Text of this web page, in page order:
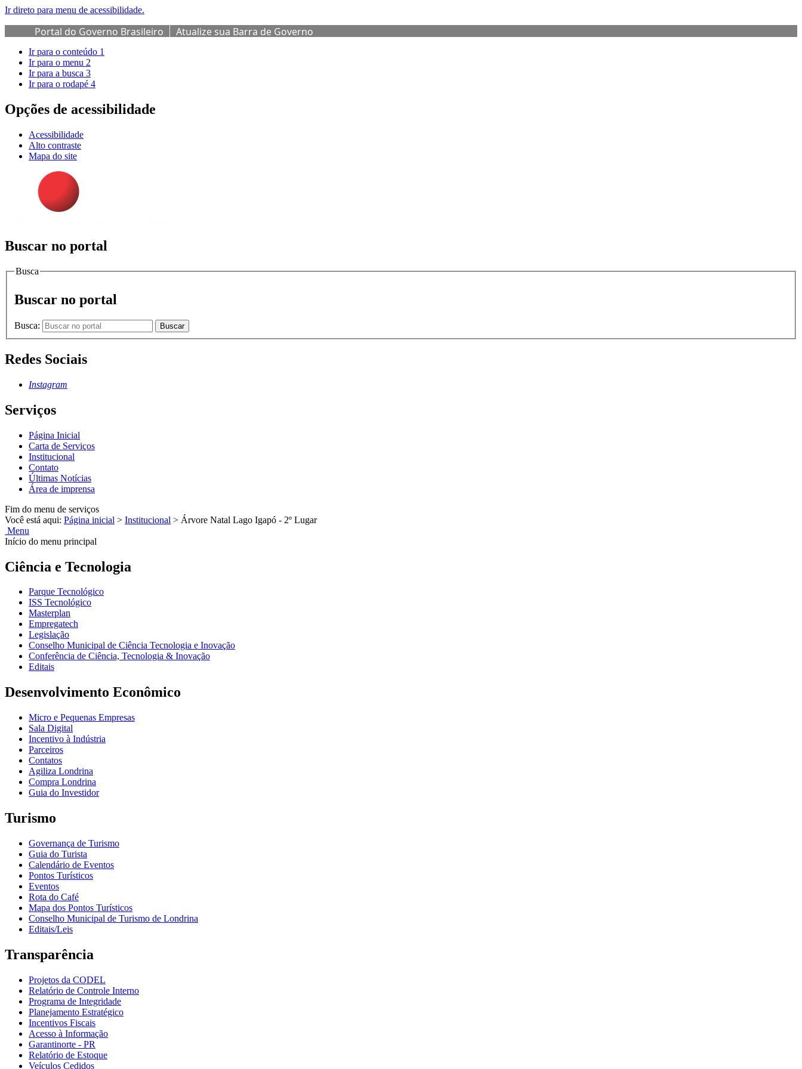
Ir direto para menu de acessibilidade.
Portal do Governo Brasileiro Atualize sua Barra de Governo
Ir para o conteúdo 1
Ir para o menu 2
Ir para a busca 3
Ir para o rodapé 4
Opções de acessibilidade
Acessibilidade
Alto contraste
Mapa do site
Buscar no portal
Busca
Buscar no portal
Busca: Buscar
Redes Sociais
Instagram
Serviços
Página Inicial
Carta de Serviços
Institucional
Contato
Últimas Notícias
Área de imprensa
Fim do menu de serviços
Você está aqui: Página inicial > Institucional > Árvore Natal Lago Igapó - 2º Lugar
Menu
Início do menu principal
Ciência e Tecnologia
Parque Tecnológico
ISS Tecnológico
Masterplan
Empregatech
Legislação
Conselho Municipal de Ciência Tecnologia e Inovação
Conferência de Ciência, Tecnologia & Inovação
Editais
Desenvolvimento Econômico
Micro e Pequenas Empresas
Sala Digital
Incentivo à Indústria
Parceiros
Contatos
Agiliza Londrina
Compra Londrina
Guia do Investidor
Turismo
Governança de Turismo
Guia do Turista
Calendário de Eventos
Pontos Turísticos
Eventos
Rota do Café
Mapa dos Pontos Turísticos
Conselho Municipal de Turismo de Londrina
Editais/Leis
Transparência
Projetos da CODEL
Relatório de Controle Interno
Programa de Integridade
Planejamento Estratégico
Incentivos Fiscais
Acesso à Informação
Garantinorte - PR
Relatório de Estoque
Veículos Cedidos